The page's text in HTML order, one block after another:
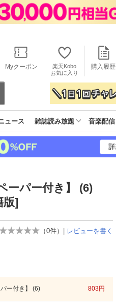
Myクーポン
楽天Kobo
お気に入り
購入履歴
ュース 雑誌読み放題 音楽配信
ーパー付き】 (6)
版]
（0件） レビューを書く
ー付き】 (6) 803円